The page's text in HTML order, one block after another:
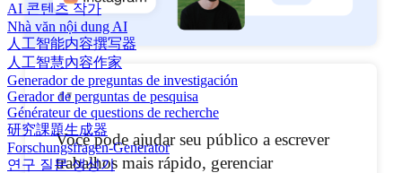
AI 콘텐츠 작가
Nhà văn nội dung AI
人工智能内容撰写器
人工智慧內容作家
Generador de preguntas de investigación
Gerador de perguntas de pesquisa
Générateur de questions de recherche
研究課題生成器
Forschungsfragen-Generator
연구 질문 생성기
"
Você pode ajudar seu público a escrever
trabalhos mais rápido, gerenciar